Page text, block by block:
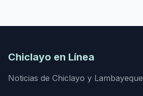
Chiclayo en Línea
Noticias de Chiclayo y Lambayeque